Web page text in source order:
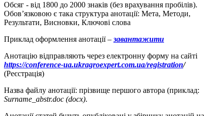
Обсяг ‑ від 1800 до 2000 знаків (без врахування пробілів).
Обов’язковою є така структура анотації: Мета, Методи,
Результати, Висновки, Ключові слова
Приклад оформлення анотації – завантажити
Анотацію відправляють через електронну форму на сайті
https://conference-ua.ukragroexpert.com.ua/registration/
(Реєстрація)
Назва файлу анотації: прізвище першого автора (приклад:
Surname_abstr.doc (docx).